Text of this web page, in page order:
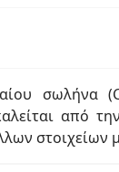
σωλήνα
από
στοιχείων